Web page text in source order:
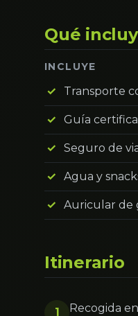
Qué
INCLUYE
Transporte
Guía
Seguro de
Agua y
Auricular de
Itinerario
1 Recogida